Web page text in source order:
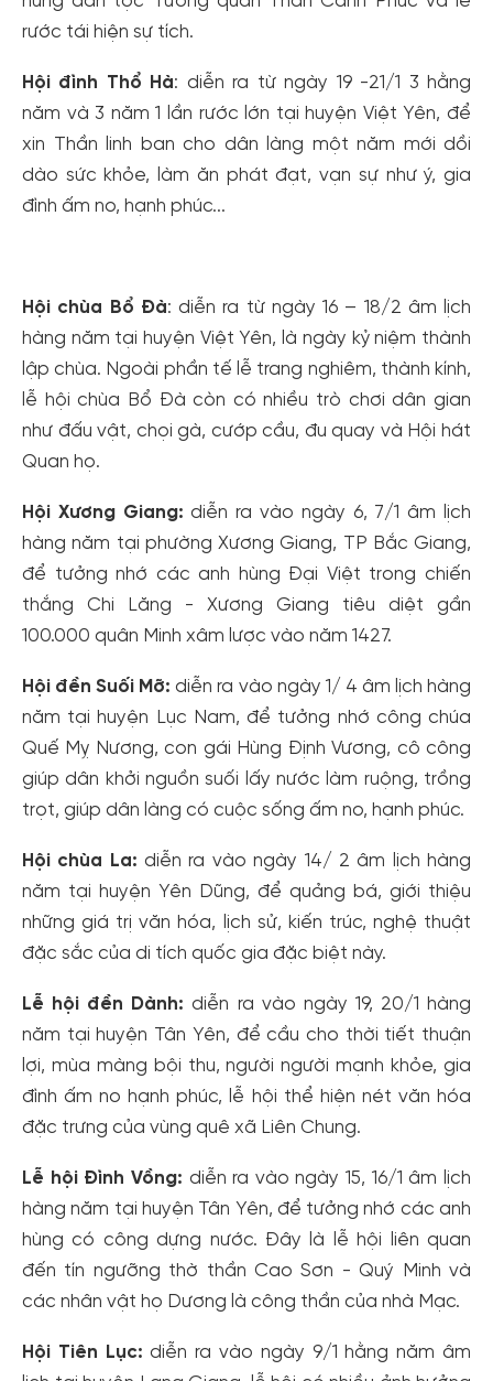
rước tái hiện sự tích.
Hội đình Thổ Hà: diễn ra từ ngày 19 -21/1 3 hằng
năm và 3 năm 1 lần rước lớn tại huyện Việt Yên, để
xin Thần linh ban cho dân làng một năm mới dồi
dào sức khỏe, làm ăn phát đạt, vạn sự như ý, gia
đình ấm no, hạnh phúc...
Hội chùa Bổ Đà: diễn ra từ ngày 16 – 18/2 âm lịch
hàng năm tại huyện Việt Yên, là ngày kỷ niệm thành
lập chùa. Ngoài phần tế lễ trang nghiêm, thành kính,
lễ hội chùa Bổ Đà còn có nhiều trò chơi dân gian
như đấu vật, chọi gà, cướp cầu, đu quay và Hội hát
Quan họ.
Hội Xương Giang: diễn ra vào ngày 6, 7/1 âm lịch
hàng năm tại phường Xương Giang, TP Bắc Giang,
để tưởng nhớ các anh hùng Đại Việt trong chiến
thắng Chi Lăng - Xương Giang tiêu diệt gần
100.000 quân Minh xâm lược vào năm 1427.
Hội đền Suối Mỡ: diễn ra vào ngày 1/ 4 âm lịch hàng
năm tại huyện Lục Nam, để tưởng nhớ công chúa
Quế Mỵ Nương, con gái Hùng Định Vương, cô công
giúp dân khởi nguồn suối lấy nước làm ruộng, trồng
trọt, giúp dân làng có cuộc sống ấm no, hạnh phúc.
Hội chùa La: diễn ra vào ngày 14/ 2 âm lịch hàng
năm tại huyện Yên Dũng, để quảng bá, giới thiệu
những giá trị văn hóa, lịch sử, kiến ​​trúc, nghệ thuật
đặc sắc của di tích quốc gia đặc biệt này.
Lễ hội đền Dành: diễn ra vào ngày 19, 20/1 hàng
năm tại huyện Tân Yên, để cầu cho thời tiết thuận
lợi, mùa màng bội thu, người người mạnh khỏe, gia
đình ấm no hạnh phúc, lễ hội thể hiện nét văn hóa
đặc trưng của vùng quê xã Liên Chung.
Lễ hội Đình Vồng: diễn ra vào ngày 15, 16/1 âm lịch
hàng năm tại huyện Tân Yên, để tưởng nhớ các anh
hùng có công dựng nước. Đây là lễ hội liên quan
đến tín ngưỡng thờ thần Cao Sơn - Quý Minh và
các nhân vật họ Dương là công thần của nhà Mạc.
Hội Tiên Lục: diễn ra vào ngày 9/1 hằng năm âm